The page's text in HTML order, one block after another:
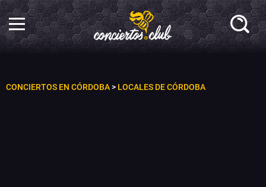
CONCIERTOS EN CÓRDOBA> LOCALES DE CÓRDOBA